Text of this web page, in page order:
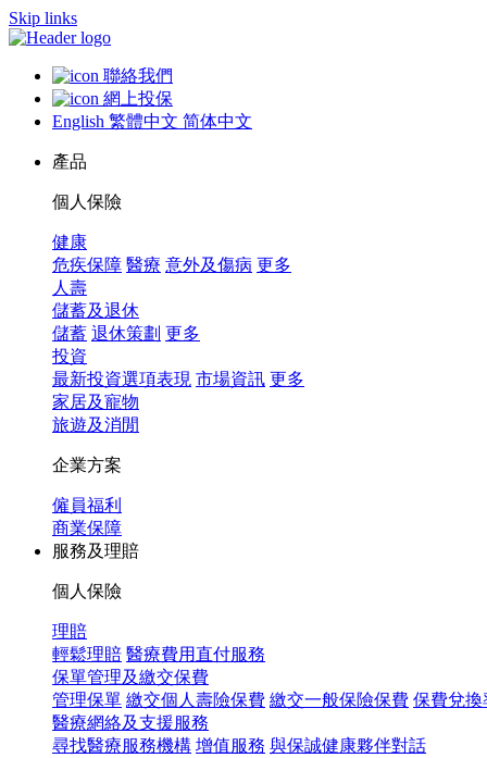
Skip links
聯絡我們
網上投保
English 繁體中文 简体中文
產品
個人保險
健康
危疾保障 醫療 意外及傷病 更多
人壽
儲蓄及退休
儲蓄 退休策劃 更多
投資
最新投資選項表現 市場資訊 更多
家居及寵物
旅遊及消閒
企業方案
僱員福利
商業保障
服務及理賠
個人保險
理賠
輕鬆理賠 醫療費用直付服務
保單管理及繳交保費
管理保單 繳交個人壽險保費 繳交一般保險保費 保費兌換
醫療網絡及支援服務
尋找醫療服務機構 增值服務 與保誠健康夥伴對話